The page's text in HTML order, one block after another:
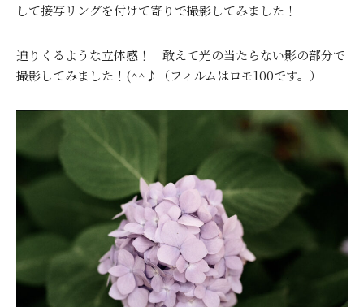
して接写リングを付けて寄りで撮影してみました！
迫りくるような立体感！ 敢えて光の当たらない影の部分で
撮影してみました！(^^♪（フィルムはロモ100です。）